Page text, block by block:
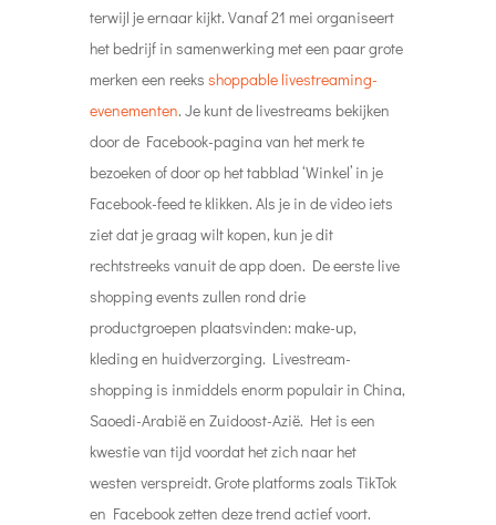
terwijl je ernaar kijkt. Vanaf 21 mei organiseert
het bedrijf in samenwerking met een paar grote
merken een reeks shoppable livestreaming-
evenementen. Je kunt de livestreams bekijken
door de Facebook-pagina van het merk te
bezoeken of door op het tabblad ‘Winkel’ in je
Facebook-feed te klikken. Als je in de video iets
ziet dat je graag wilt kopen, kun je dit
rechtstreeks vanuit de app doen. De eerste live
shopping events zullen rond drie
productgroepen plaatsvinden: make-up,
kleding en huidverzorging. Livestream-
shopping is inmiddels enorm populair in China,
Saoedi-Arabië en Zuidoost-Azië. Het is een
kwestie van tijd voordat het zich naar het
westen verspreidt. Grote platforms zoals TikTok
en Facebook zetten deze trend actief voort.